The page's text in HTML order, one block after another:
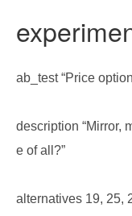
ab_test “Price
description “Mirror,
e of all?”
alternatives 19, 25,